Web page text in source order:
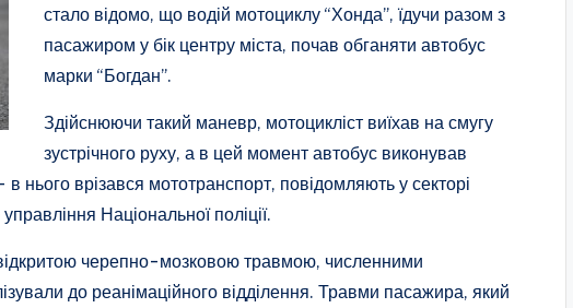
стало відомо, що водій мотоциклу “Хонда”, їдучи разом з
пасажиром у бік центру міста, почав обганяти автобус
марки “Богдан”.
Здійснюючи такий маневр, мотоцикліст виїхав на смугу
зустрічного руху, а в цей момент автобус виконував
в нього врізався мототранспорт, повідомляють у секторі
Національної поліції.
черепно-мозковою травмою, численними
до реанімаційного відділення. Травми пасажира, який